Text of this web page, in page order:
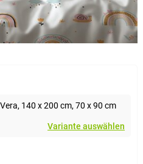
140 x 200 cm, 70 x 90 cm
Variante auswählen